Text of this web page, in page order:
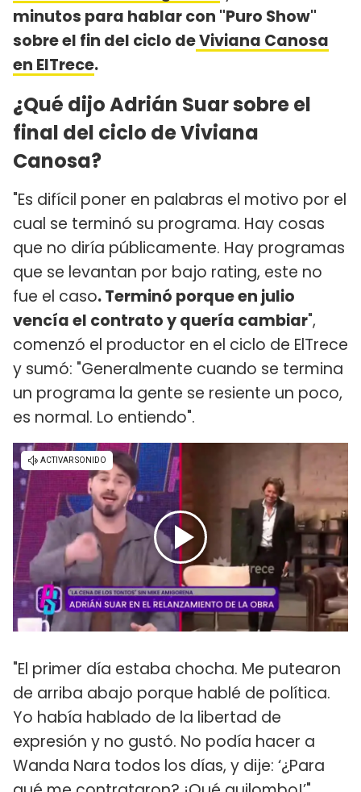
minutos para hablar con "Puro Show"
sobre el fin del ciclo deViviana Canosa
en ElTrece.
¿Qué dijo Adrián Suar sobre el
final del ciclo de Viviana
Canosa?
"Es difícil poner en palabras el motivo por el
cual se terminó su programa. Hay cosas
que no diría públicamente. Hay programas
que se levantan por bajo rating, este no
fue el caso. Terminó porque en julio
vencía el contrato y quería cambiar",
comenzó el productor en el ciclo de ElTrece
y sumó: "Generalmente cuando se termina
un programa la gente se resiente un poco,
es normal. Lo entiendo".
"El primer día estaba chocha. Me putearon
de arriba abajo porque hablé de política.
Yo había hablado de la libertad de
expresión y no gustó. No podía hacer a
Wanda Nara todos los días, y dije: ‘¿Para